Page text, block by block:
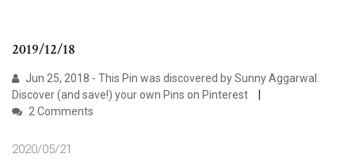
2019/12/18
Jun 25, 2018 - This Pin was discovered by Sunny Aggarwal.
Discover (and save!) your own Pins on Pinterest
2 Comments
2020/05/21